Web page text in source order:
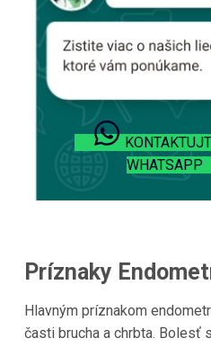
WHATSAPP
Príznaky
Hlavným príznakom
časti brucha a chrbta. Bolesť